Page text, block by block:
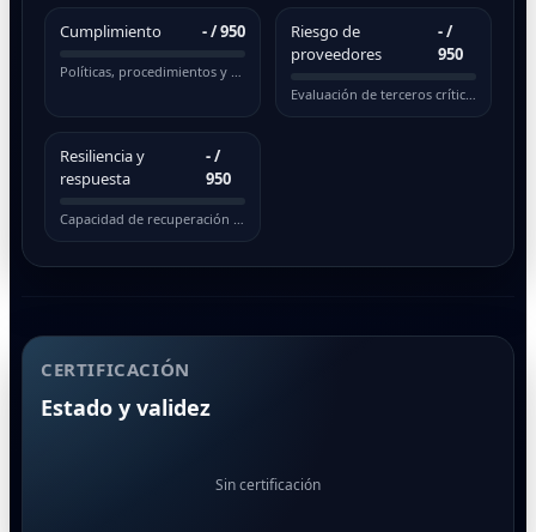
Cumplimiento -/ 950
Políticas, procedimientos y normativas
Riesgo de
proveedores
-/
950
Evaluación de terceros críticos
Resiliencia y
respuesta
-/
950
Capacidad de recuperación ante incidentes
CERTIFICACIÓN
Estado y validez
Sin certificación